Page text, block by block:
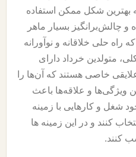
بهترین شکل ممکن استفاده
و چالش‌برانگیز بسیار ماهر
راه حلی خلاقانه و نوآورانه
متولدین خرداد دارای
خاصی هستند که آن‌ها را
ویژگی‌ها و علاقه‌ها باعث
شغل و کارهایی با زمینه
کنند و در این زمینه ها
کنند.